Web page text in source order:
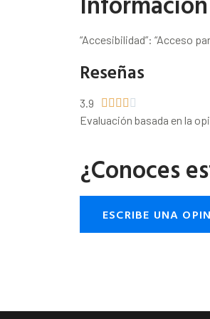
“Accesibilidad”: “Acceso
Reseñas
3.9     
Evaluación basada en la
¿Conoces
ESCRIBE UNA